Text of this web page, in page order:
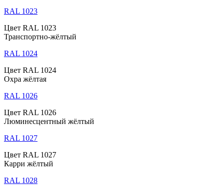
RAL 1023
Цвет RAL 1023
Транспортно-жёлтый
RAL 1024
Цвет RAL 1024
Охра жёлтая
RAL 1026
Цвет RAL 1026
Люминесцентный жёлтый
RAL 1027
Цвет RAL 1027
Карри жёлтый
RAL 1028